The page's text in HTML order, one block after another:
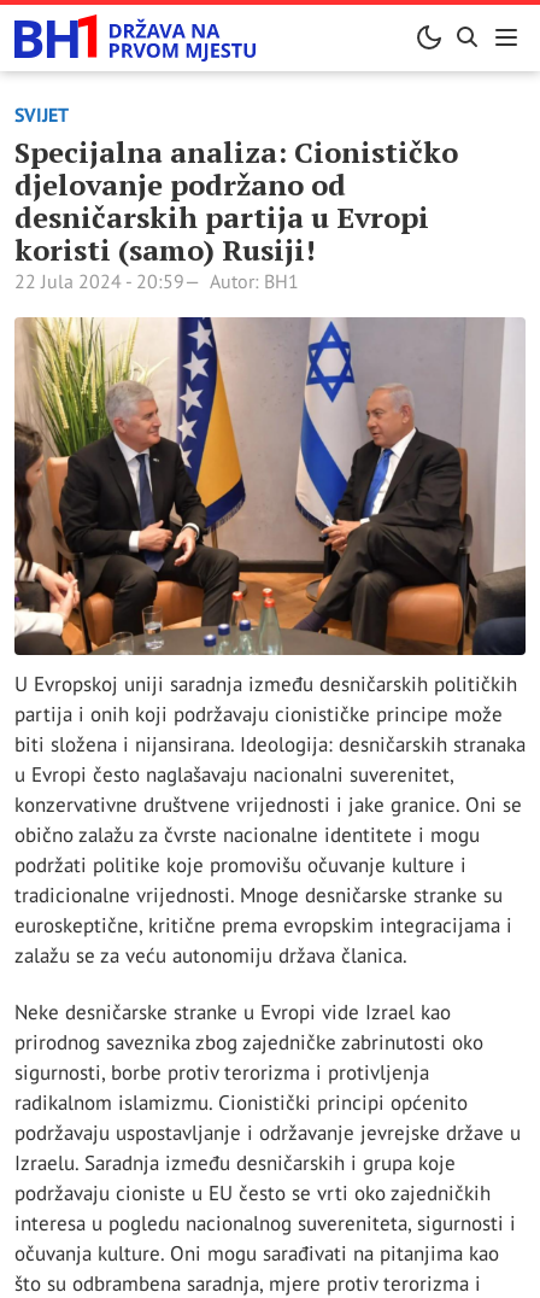
SVIJET
Specijalna analiza: Cionističko
djelovanje podržano od
desničarskih partija u Evropi
koristi (samo) Rusiji!
22 Jula 2024 - 20:59 Autor: BH1
U Evropskoj uniji saradnja između desničarskih političkih
partija i onih koji podržavaju cionističke principe može
biti složena i nijansirana. Ideologija: desničarskih stranaka
u Evropi često naglašavaju nacionalni suverenitet,
konzervativne društvene vrijednosti i jake granice. Oni se
obično zalažu za čvrste nacionalne identitete i mogu
podržati politike koje promovišu očuvanje kulture i
tradicionalne vrijednosti. Mnoge desničarske stranke su
euroskeptične, kritične prema evropskim integracijama i
zalažu se za veću autonomiju država članica.
Neke desničarske stranke u Evropi vide Izrael kao
prirodnog saveznika zbog zajedničke zabrinutosti oko
sigurnosti, borbe protiv terorizma i protivljenja
radikalnom islamizmu. Cionistički principi općenito
podržavaju uspostavljanje i održavanje jevrejske države u
Izraelu. Saradnja između desničarskih i grupa koje
podržavaju cioniste u EU često se vrti oko zajedničkih
interesa u pogledu nacionalnog suvereniteta, sigurnosti i
očuvanja kulture. Oni mogu sarađivati ​​na pitanjima kao
što su odbrambena saradnja, mjere protiv terorizma i